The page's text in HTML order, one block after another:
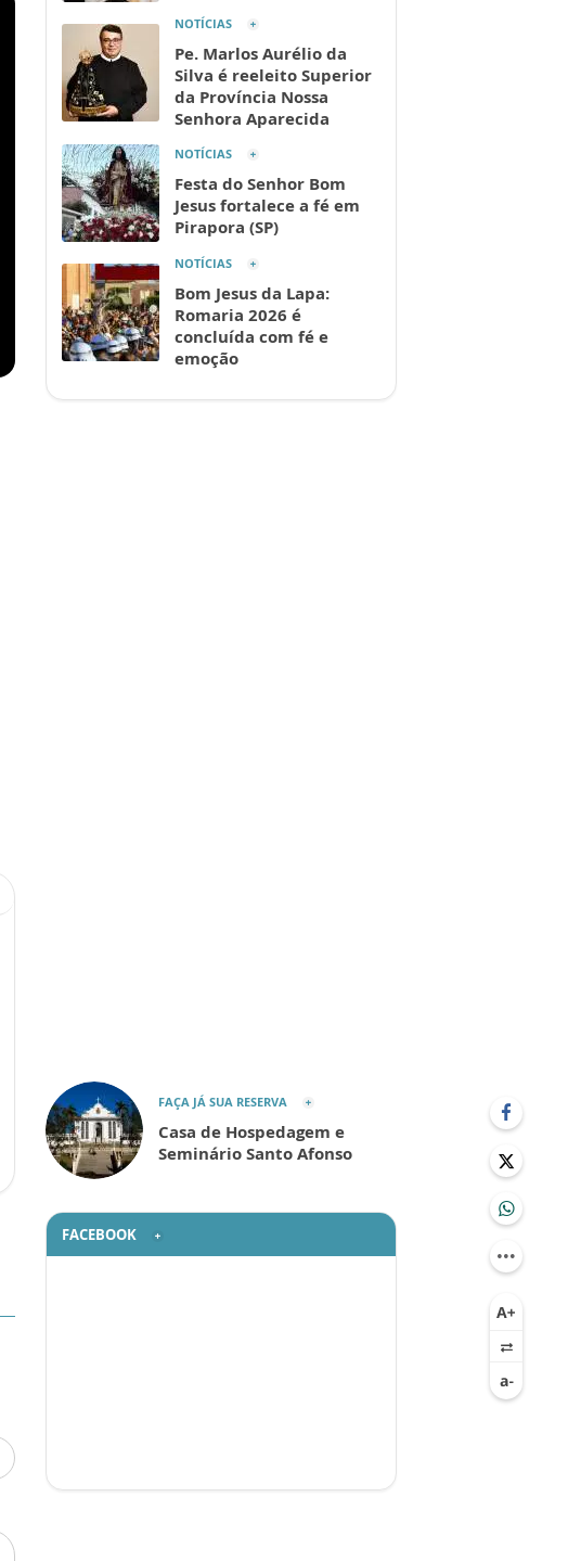
FAÇA JÁ SUA RESERVA
Casa de Hospedagem e
Seminário Santo Afonso
NOTÍCIAS
Pe. Marlos Aurélio da
Silva é reeleito Superior
da Província Nossa
Senhora Aparecida
NOTÍCIAS
Festa do Senhor Bom
Jesus fortalece a fé em
Pirapora (SP)
NOTÍCIAS
Bom Jesus da Lapa:
Romaria 2026 é
concluída com fé e
emoção
FACEBOOK